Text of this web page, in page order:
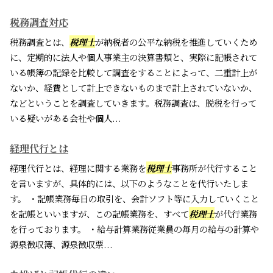
税務調査対応
税務調査とは、 税理士が納税者の公平な納税を推進していくため
に、定期的に法人や個人事業主の決算書類と、実際に記帳されて
いる帳簿の記録を比較して調査をすることによって、二重計上が
ないか、経費として計上できないものまで計上されていないか、
などということを調査していきます。税務調査は、脱税を行って
いる疑いがある会社や個人...
経理代行とは
経理代行とは、経理に関する業務を税理士事務所が代行すること
を言いますが、具体的には、以下のようなことを代行いたしま
す。 ・記帳業務毎日の取引を、会計ソフト等に入力していくこと
を記帳といいますが、この記帳業務を、すべて税理士が代行業務
を行っております。 ・給与計算業務従業員の毎月の給与の計算や
源泉徴収簿、源泉徴収票...